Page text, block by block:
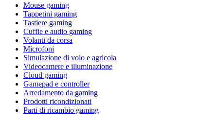
Mouse gaming
Tappetini gaming
Tastiere gaming
Cuffie e audio gaming
Volanti da corsa
Microfoni
Simulazione di volo e agricola
Videocamere e illuminazione
Cloud gaming
Gamepad e controller
Arredamento da gaming
Prodotti ricondizionati
Parti di ricambio gaming